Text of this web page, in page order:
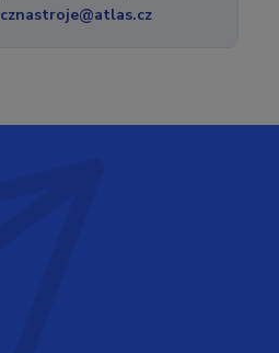
cznastroje@atlas.cz